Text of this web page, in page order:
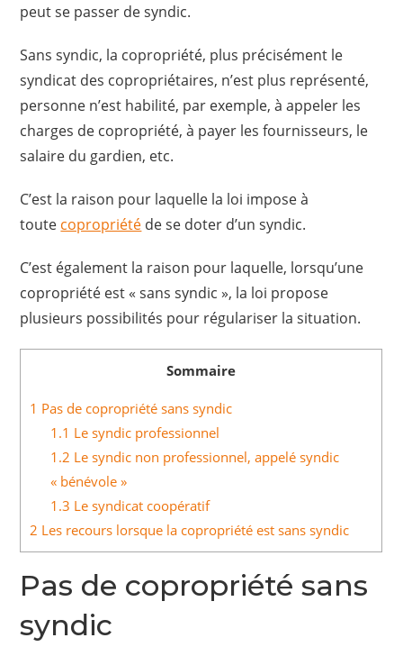
peut se passer de syndic.
Sans syndic, la copropriété, plus précisément le
syndicat des copropriétaires, n’est plus représenté,
personne n’est habilité, par exemple, à appeler les
charges de copropriété, à payer les fournisseurs, le
salaire du gardien, etc.
C’est la raison pour laquelle la loi impose à
toute copropriété de se doter d’un syndic.
C’est également la raison pour laquelle, lorsqu’une
copropriété est « sans syndic », la loi propose
plusieurs possibilités pour régulariser la situation.
Sommaire
1 Pas de copropriété sans syndic
1.1 Le syndic professionnel
1.2 Le syndic non professionnel, appelé syndic
« bénévole »
1.3 Le syndicat coopératif
2 Les recours lorsque la copropriété est sans syndic
Pas de copropriété sans
syndic